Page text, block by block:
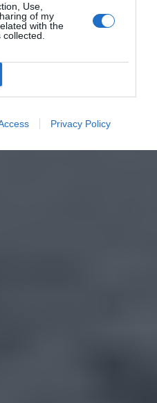
Use,
of my
with the
Privacy Policy